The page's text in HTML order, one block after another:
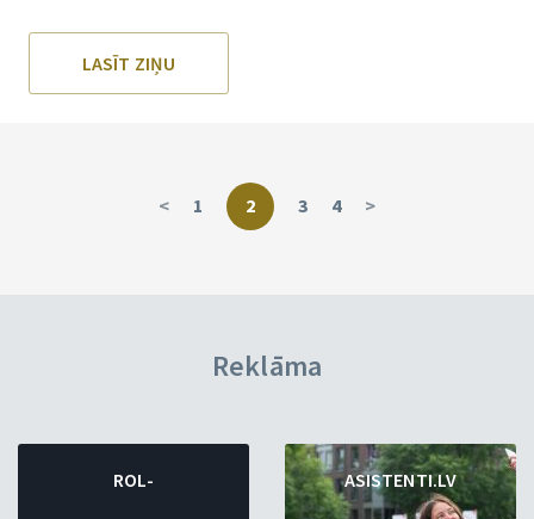
LASĪT ZIŅU
< 1 2 3 4 >
Reklāma
ROL- ASISTENTI.LV